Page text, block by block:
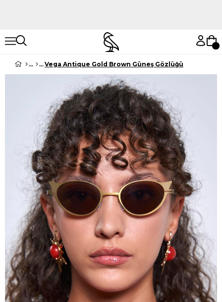
Vega Antique Gold Brown Güneş Gözlüğü